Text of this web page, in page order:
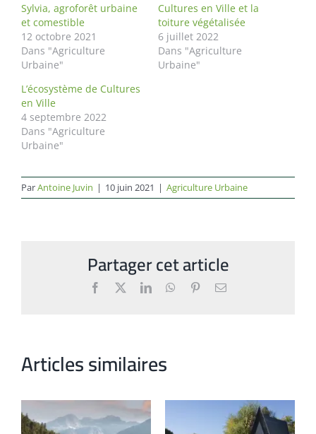
Sylvia, agroforêt urbaine
et comestible
12 octobre 2021
Dans "Agriculture
Urbaine"
Cultures en Ville et la
toiture végétalisée
6 juillet 2022
Dans "Agriculture
Urbaine"
L’écosystème de Cultures
en Ville
4 septembre 2022
Dans "Agriculture
Urbaine"
ParAntoine Juvin | 10 juin 2021 | Agriculture Urbaine
Partager cet article
Facebook LinkedInWhatsApp
PinterestEmail
Articles similaires